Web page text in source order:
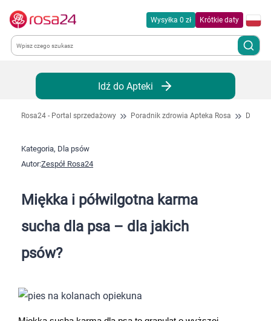
Wysyłka 0 zł Krótkie daty
Kategorie
Chemia gospodarcza
Dla zwierząt
Zdrowie
Higiena
Idź do Apteki
Rosa24 - Portal sprzedażowy Poradnik zdrowia Apteka Rosa Dla
Kategoria, Dla psów
Autor:Zespół Rosa24
Miękka i półwilgotna karma
sucha dla psa – dla jakich
psów?